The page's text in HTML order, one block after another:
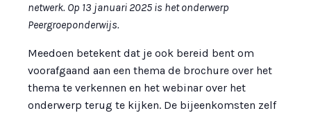
netwerk. Op 13 januari 2025 is het onderwerp
Peergroeponderwijs.
Meedoen betekent dat je ook bereid bent om
voorafgaand aan een thema de brochure over het
thema te verkennen en het webinar over het
onderwerp terug te kijken. De bijeenkomsten zelf